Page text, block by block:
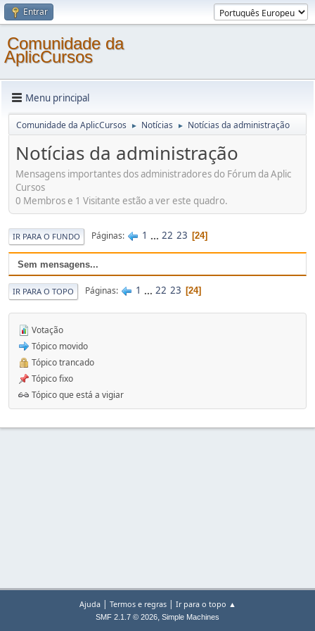
Entrar
Comunidade da
AplicCursos
Menu principal
Comunidade da AplicCursos ► Notícias ► Notícias da administração
Notícias da administração
Mensagens importantes dos administradores do Fórum da Aplic
Cursos
0 Membros e 1 Visitante estão a ver este quadro.
IR PARA O FUNDO Páginas 1 ... 22 23 24
Sem mensagens...
IR PARA O TOPO Páginas 1 ... 22 23 24
Votação
Tópico movido
Tópico trancado
Tópico fixo
Tópico que está a vigiar
Ajuda| Termos e regras| Ir para o topo ▲
SMF 2.1.7 © 2026, Simple Machines